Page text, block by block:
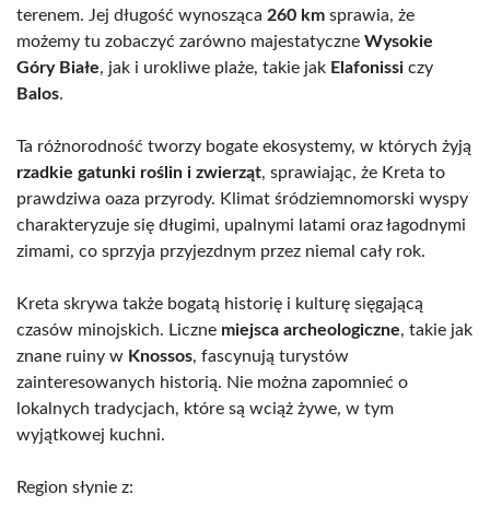
terenem. Jej długość wynosząca 260 km sprawia, że
możemy tu zobaczyć zarówno majestatyczne Wysokie
Góry Białe, jak i urokliwe plaże, takie jak Elafonissi czy
Balos.
Ta różnorodność tworzy bogate ekosystemy, w których żyją
rzadkie gatunki roślin i zwierząt, sprawiając, że Kreta to
prawdziwa oaza przyrody. Klimat śródziemnomorski wyspy
charakteryzuje się długimi, upalnymi latami oraz łagodnymi
zimami, co sprzyja przyjezdnym przez niemal cały rok.
Kreta skrywa także bogatą historię i kulturę sięgającą
czasów minojskich. Liczne miejsca archeologiczne, takie jak
znane ruiny w Knossos, fascynują turystów
zainteresowanych historią. Nie można zapomnieć o
lokalnych tradycjach, które są wciąż żywe, w tym
wyjątkowej kuchni.
Region słynie z: